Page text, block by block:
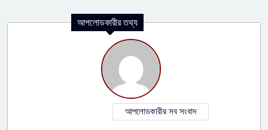
আপলোডকারীর তথ্য
আপলোডকারীর সব সংবাদ